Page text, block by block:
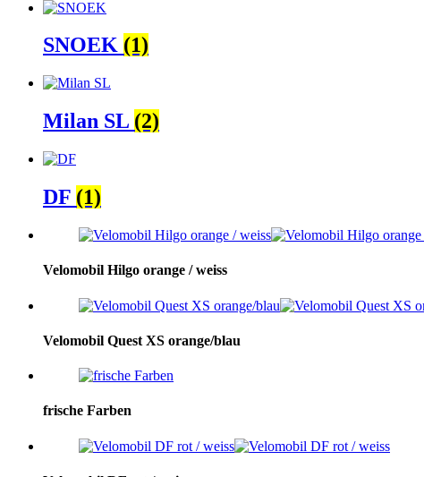
SNOEK (1)
Milan SL (2)
DF (1)
Velomobil Hilgo orange / weiss
Velomobil Quest XS orange/blau
frische Farben